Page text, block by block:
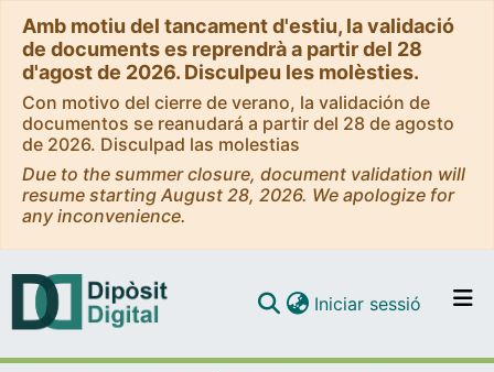
Amb motiu del tancament d'estiu, la validació
de documents es reprendrà a partir del 28
d'agost de 2026. Disculpeu les molèsties.
Con motivo del cierre de verano, la validación de
documentos se reanudará a partir del 28 de agosto
de 2026. Disculpad las molestias
Due to the summer closure, document validation will
resume starting August 28, 2026. We apologize for
any inconvenience.
Iniciar sessió (current)